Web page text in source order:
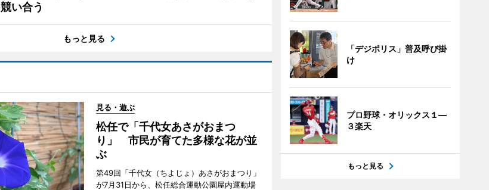
競い合う
もっと見る
見る・遊ぶ
松任で「千代女あさがおまつ
り」 市民が育てた多様な花が並
ぶ
第49回「千代女（ちよじょ）あさがおまつり」
が7月31日から、松任総合運動公園屋内運動場
「デジポリス」普及呼び掛
け
プロ野球・オリックス１―
３楽天
もっと見る